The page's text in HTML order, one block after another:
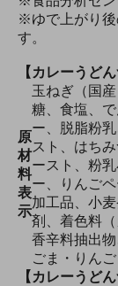
※ゆで上がり後
す。
【カレーうどん
原
材
料
表
示
玉ねぎ（国
糖、食塩、
ー、脱脂粉
スト、はち
ースト、粉
ー、りんご
加工品、小
剤、着色料
香辛料抽出
ごま・りん
【カレーうどん